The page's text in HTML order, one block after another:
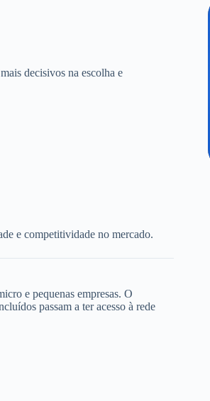
decisivos na escolha e
e competitividade no mercado.
e pequenas empresas. O
passam a ter acesso à rede